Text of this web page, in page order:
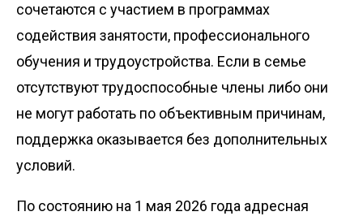
сочетаются с участием в программах
содействия занятости, профессионального
обучения и трудоустройства. Если в семье
отсутствуют трудоспособные члены либо они
не могут работать по объективным причинам,
поддержка оказывается без дополнительных
условий.
По состоянию на 1 мая 2026 года адресная